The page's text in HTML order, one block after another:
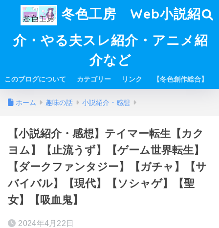
冬色工房 Web小説紹
介・やる夫スレ紹介・アニメ紹
介など
このブログについて カテゴリー リンク 【冬色創作総合】
ホーム 趣味の話 小説紹介・感想
【小説紹介・感想】テイマー転生【カク
ヨム】【止流うず】【ゲーム世界転生】
【ダークファンタジー】【ガチャ】【サ
バイバル】【現代】【ソシャゲ】【聖
女】【吸血鬼】
2024年4月22日